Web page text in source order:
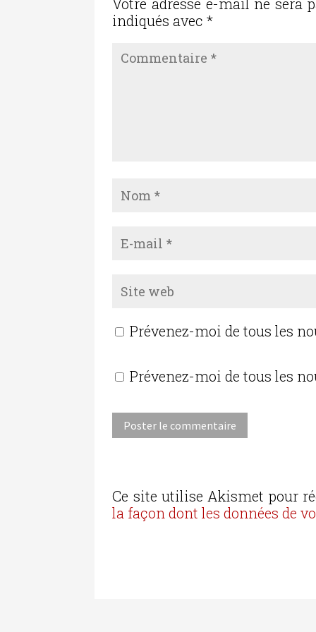
o
k
indiqués avec*
Prévenez-moi de tous les
Prévenez-moi de tous les
Ce site utilise Akismet pour
la façon dont les données de